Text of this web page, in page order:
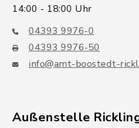
14:00 - 18:00 Uhr
04393 9976-0
04393 9976-50
info@amt-boostedt-
Außenstelle